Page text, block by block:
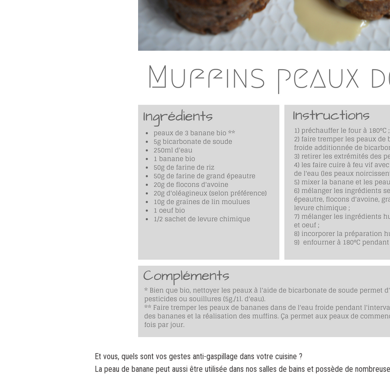
Et vous, quels sont vos gestes anti-gaspillage dans votre cuisine ?
La peau de banane peut aussi être utilisée dans nos salles de bains et possède de